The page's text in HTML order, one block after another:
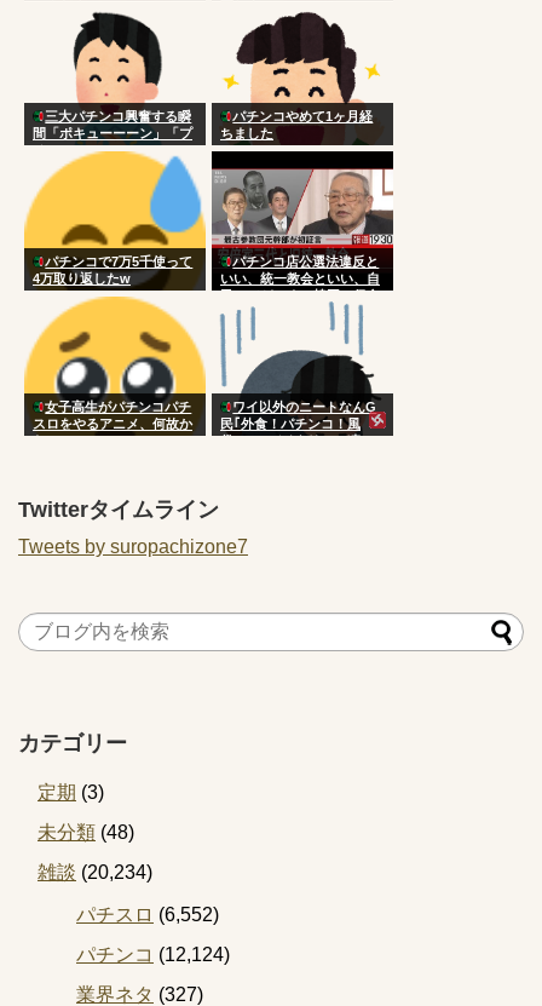
いんだろ
死ねよ
三大パチンコ興奮する瞬
間「ポキューーーン」「プ
チュン！！！！…」
パチンコやめて1ヶ月経
ちました
パチンコで7万5千使って
4万取り返したw
パチンコ店公選法違反と
いい、統一教会といい、自
民ってどこまで韓国に侵食
されてんだよｗｗｗｗｗｗ
ｗｗｗ
女子高生がパチンコパチ
スロをやるアニメ、何故か
ない
ワイ以外のニートなんG
民｢外食！パチンコ！風
俗！｣←バイタリティ凄い
Twitterタイムライン
Tweets by suropachizone7
カテゴリー
定期 (3)
未分類 (48)
雑談 (20,234)
パチスロ (6,552)
パチンコ (12,124)
業界ネタ (327)